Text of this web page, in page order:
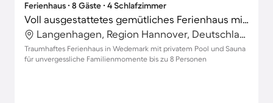
Ferienhaus ∙ 8 Gäste ∙ 4 Schlafzimmer
Voll ausgestattetes gemütliches Ferienhaus mit Grill, privatem Pool und Garten
Langenhagen, Region Hannover, Deutschland
Traumhaftes Ferienhaus in Wedemark mit privatem Pool und Sauna
für unvergessliche Familienmomente bis zu 8 Personen